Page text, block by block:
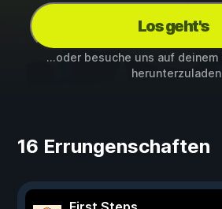
Los geht's
...oder besuche uns auf deinem
herunterzuladen
16 Errungenschaften